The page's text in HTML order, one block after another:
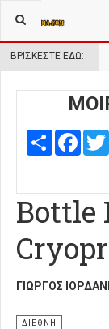
ΒΡΊΣΚΕΣΤΕ ΕΔΏ:
Share
Bottle
ΓΙΏΡΓΟΣ
ΔΙΕΘΝΗ